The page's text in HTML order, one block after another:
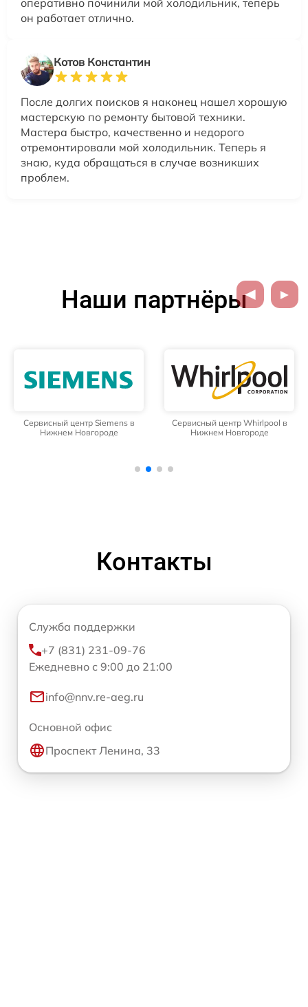
он работает отлично.
Котов Константин
После долгих поисков я наконец нашел хорошую
мастерскую по ремонту бытовой техники.
Мастера быстро, качественно и недорого
отремонтировали мой холодильник. Теперь я
знаю, куда обращаться в случае возникших
проблем.
Наши партнёры
Сервисный центр Siemens в
Нижнем Новгороде
Сервисный центр Whirlpool в
Нижнем Новгороде
Контакты
Служба поддержки
+7 (831) 231-09-76
Ежедневно с 9:00 до 21:00
info@nnv.re-aeg.ru
Основной офис
Проспект Ленина, 33